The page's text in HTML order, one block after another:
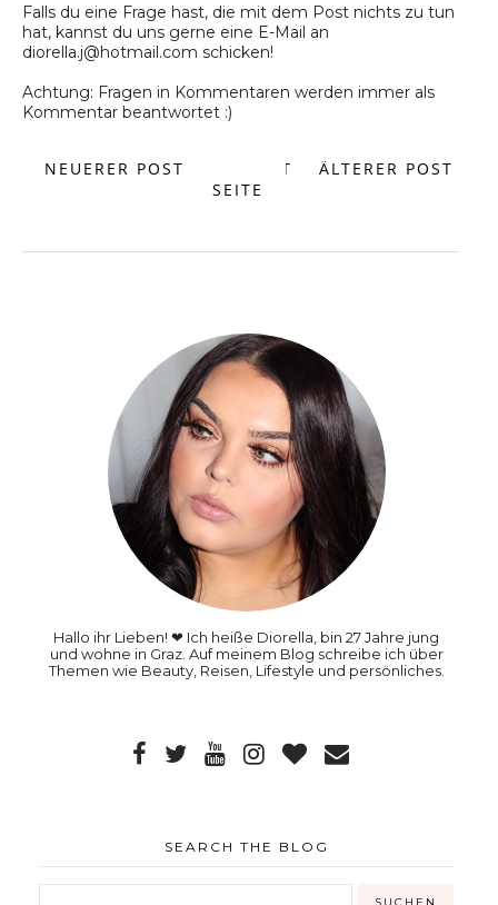
Falls du eine Frage hast, die mit dem Post nichts zu tun
hat, kannst du uns gerne eine E-Mail an
diorella.j@hotmail.com schicken!
Achtung: Fragen in Kommentaren werden immer als
Kommentar beantwortet :)
NEUERER POST ÄLTERER POST
START
SEITE
Hallo ihr Lieben! ❤ Ich heiße Diorella, bin 27 Jahre jung
und wohne in Graz. Auf meinem Blog schreibe ich über
Themen wie Beauty, Reisen, Lifestyle und persönliches.
SEARCH THE BLOG